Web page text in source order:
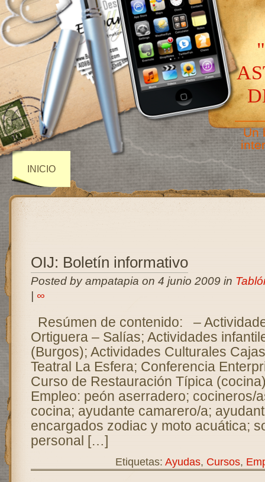
Un
INICIO
OIJ: Boletín informativo
Posted by ampatapia on 4 junio 2009 in
∞
Resúmen de contenido: –
Ortiguera – Salías; Actividades
(Burgos); Actividades Culturales
Teatral La Esfera; Conferencia
Curso de Restauración Típica
Empleo: peón aserradero; cocineros/
cocina; ayudante camarero/a;
encargados zodiac y moto acuática;
personal […]
Etiquetas: Ayudas, Cursos,